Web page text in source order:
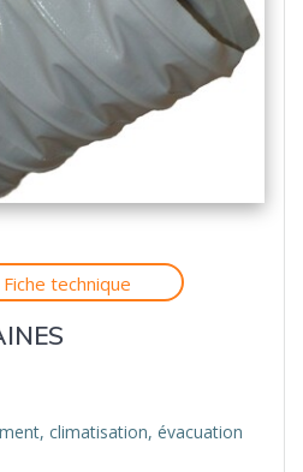
technique
climatisation, évacuation